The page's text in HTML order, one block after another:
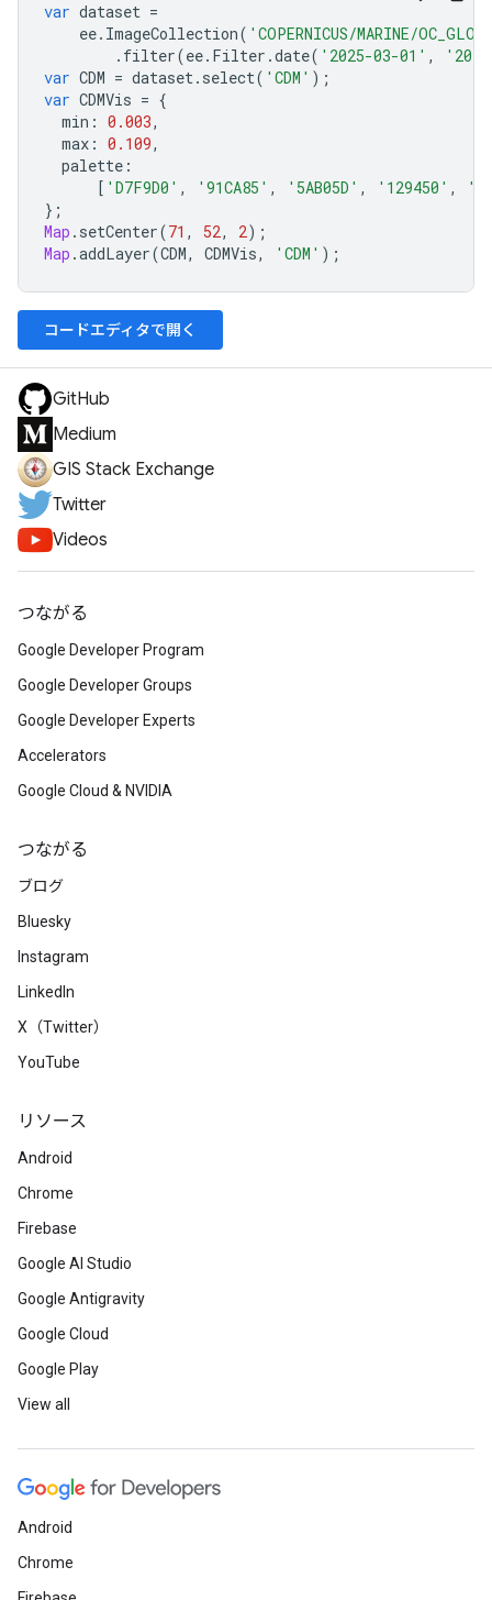
var dataset =
ee. ImageCollection( 'COPERNICUS/MARINE/
. filter(ee. Filter .date( '2025-03-01' ,
var CDM = dataset. select( 'CDM' );
var CDMVis = {
min : 0.003,
max : 0.109,
palette :
[ 'D7F9D0' , '91CA85' , '5AB05D' , '129450' ,
};
Map . setCenter(71 , 52, 2);
Map .addLayer(CDM, CDMVis, 'CDM' );
コードエディタで開く
GitHub
Medium
GIS Stack Exchange
Twitter
Videos
つながる
Google Developer Program
Google Developer Groups
Google Developer Experts
Accelerators
Google Cloud & NVIDIA
つながる
ブログ
Bluesky
Instagram
LinkedIn
X（Twitter）
YouTube
リソース
Android
Chrome
Firebase
Google AI Studio
Google Antigravity
Google Cloud
Google Play
View all
Android
Chrome